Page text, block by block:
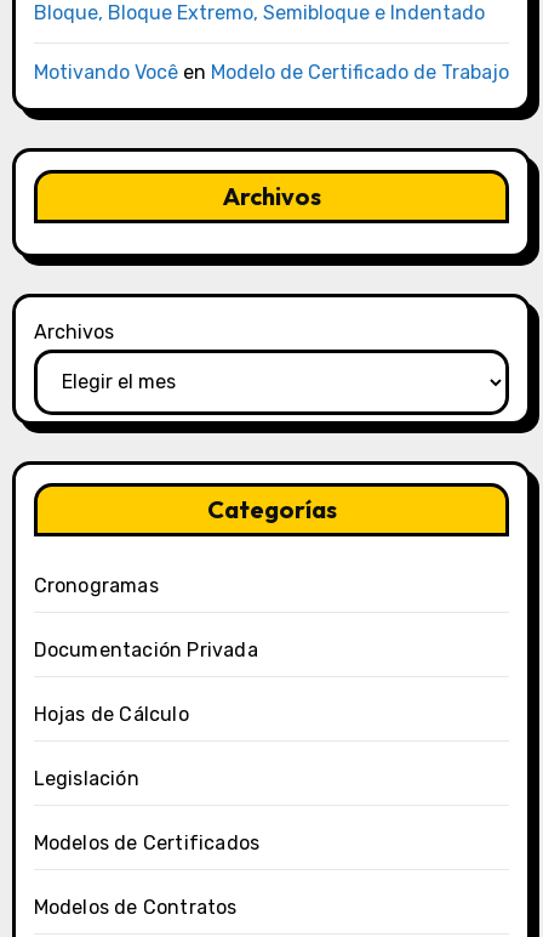
Bloque, Bloque Extremo, Semibloque e Indentado
Motivando Vocêen Modelo de Certificado de Trabajo
Archivos
Archivos
Categorías
Cronogramas
Documentación Privada
Hojas de Cálculo
Legislación
Modelos de Certificados
Modelos de Contratos